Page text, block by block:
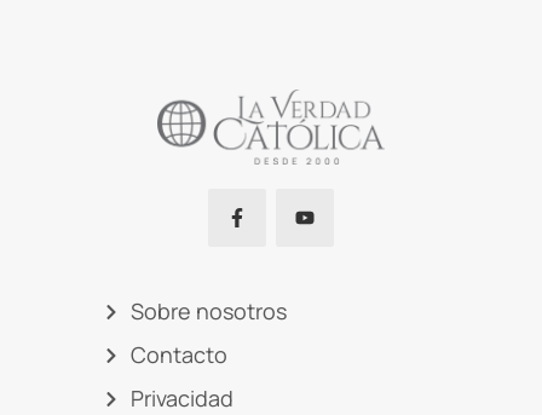
Sobre nosotros
Contacto
Privacidad